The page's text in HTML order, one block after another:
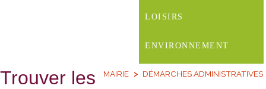
LOISIRS
ENVIRONNEMENT
MAIRIE DÉMARCHES ADMINISTRATIVES
Trouver les